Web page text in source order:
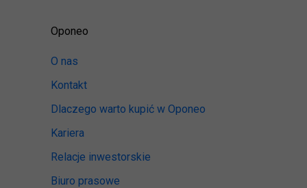
Oponeo
O nas
Kontakt
Dlaczego warto kupić w Oponeo
Kariera
Relacje inwestorskie
Biuro prasowe